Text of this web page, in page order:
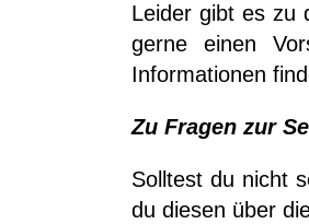
Leider gibt es zu
gerne einen
Informationen
Zu Fragen zur
Solltest du nicht
du diesen über